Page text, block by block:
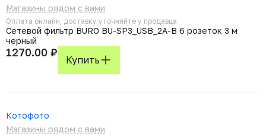
Магазины рядом с вами
Оплата онлайн, доставку уточняйте у продавца
Сетевой фильтр BURO BU-SP3_USB_2A-B 6 розеток 3 м
черный
1270.00 ₽
Купить
Котофото
Магазины рядом с вами